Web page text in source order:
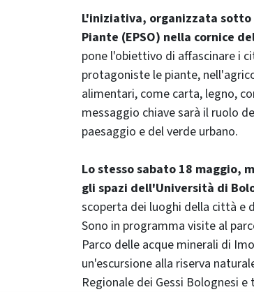
L'iniziativa, organizzata
Piante (EPSO) nella cornice
pone l'obiettivo di affascinare i
protagoniste le piante,
alimentari, come carta, legno,
messaggio chiave sarà il ruolo
paesaggio e del verde urbano.
Lo stesso sabato 18 maggio,
gli spazi dell'Università di
scoperta dei luoghi della città e
Sono in programma visite al
Parco delle acque minerali di
un'escursione alla riserva
Regionale dei Gessi Bolognesi e